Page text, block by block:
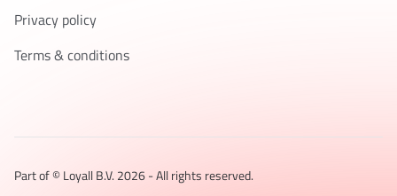
Privacy policy
Terms & conditions
Part of © Loyall B.V. 2026 - All rights reserved.